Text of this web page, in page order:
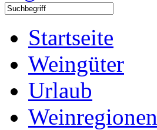
Startseite
Weingüter
Urlaub
Weinregionen